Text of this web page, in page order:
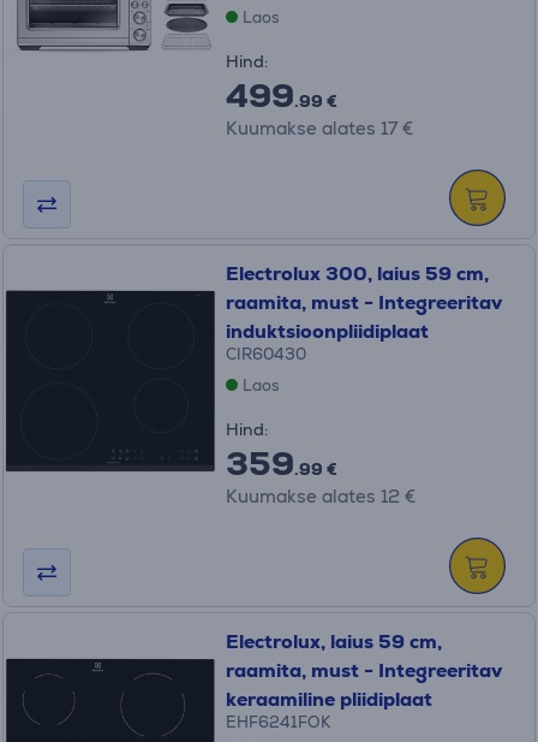
Laos
Hind:
499.99 €
Kuumakse alates 17 €
Electrolux 300, laius 59 cm,
raamita, must - Integreeritav
induktsioonpliidiplaat
CIR60430
Laos
Hind:
359.99 €
Kuumakse alates 12 €
Electrolux, laius 59 cm,
raamita, must - Integreeritav
keraamiline pliidiplaat
EHF6241FOK